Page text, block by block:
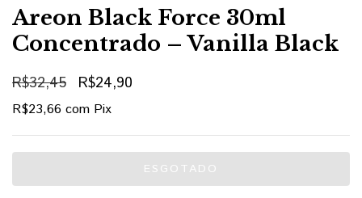
Areon Black Force 30ml
Concentrado – Vanilla Black
R$32,45 R$24,90
R$23,66 com Pix